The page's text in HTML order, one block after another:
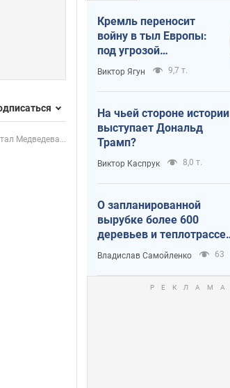
Медведева...
Кремль переносит
войну в тыл Европы:
под угрозой
критическая
логистика
Виктор Ягун 9,7 т.
На чьей стороне истории
выступает Дональд
Трамп?
Виктор Каспрук 8,0 т.
О запланированной
вырубке более 600
деревьев и теплотрассе:
что происходит на
Теремках в Киеве
Владислав Самойленко 63